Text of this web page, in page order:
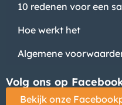
10 redenen voor een
Hoe werkt het
Algemene
Volg ons op
Bekijk onze